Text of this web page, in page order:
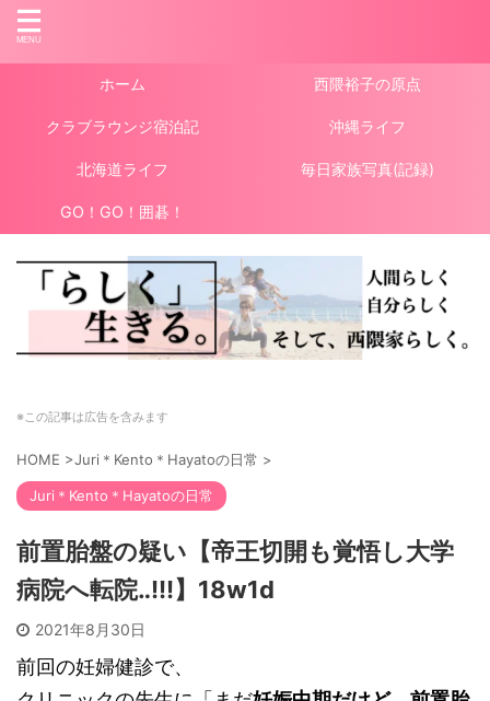
ホーム 西隈裕子の原点
クラブラウンジ宿泊記 沖縄ライフ
北海道ライフ 毎日家族写真(記録)
GO！GO！囲碁！
※この記事は広告を含みます
HOME >Juri＊Kento＊Hayatoの日常 >
Juri＊Kento＊Hayatoの日常
前置胎盤の疑い【帝王切開も覚悟し大学
病院へ転院‥!!!】18w1d
2021年8月30日
前回の妊婦健診で、